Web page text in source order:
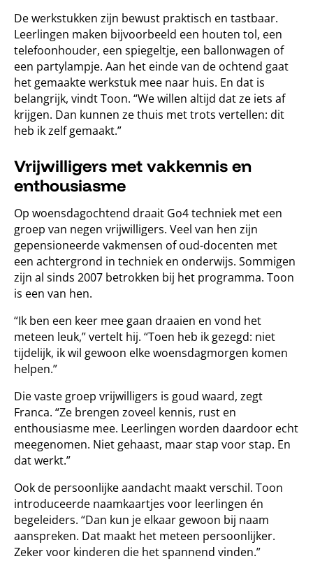
De werkstukken zijn bewust praktisch en tastbaar.
Leerlingen maken bijvoorbeeld een houten tol, een
telefoonhouder, een spiegeltje, een ballonwagen of
een partylampje. Aan het einde van de ochtend gaat
het gemaakte werkstuk mee naar huis. En dat is
belangrijk, vindt Toon. “We willen altijd dat ze iets af
krijgen. Dan kunnen ze thuis met trots vertellen: dit
heb ik zelf gemaakt.”
Vrijwilligers met vakkennis en
enthousiasme
Op woensdagochtend draait Go4 techniek met een
groep van negen vrijwilligers. Veel van hen zijn
gepensioneerde vakmensen of oud-docenten met
een achtergrond in techniek en onderwijs. Sommigen
zijn al sinds 2007 betrokken bij het programma. Toon
is een van hen.
“Ik ben een keer mee gaan draaien en vond het
meteen leuk,” vertelt hij. “Toen heb ik gezegd: niet
tijdelijk, ik wil gewoon elke woensdagmorgen komen
helpen.”
Die vaste groep vrijwilligers is goud waard, zegt
Franca. “Ze brengen zoveel kennis, rust en
enthousiasme mee. Leerlingen worden daardoor echt
meegenomen. Niet gehaast, maar stap voor stap. En
dat werkt.”
Ook de persoonlijke aandacht maakt verschil. Toon
introduceerde naamkaartjes voor leerlingen én
begeleiders. “Dan kun je elkaar gewoon bij naam
aanspreken. Dat maakt het meteen persoonlijker.
Zeker voor kinderen die het spannend vinden.”